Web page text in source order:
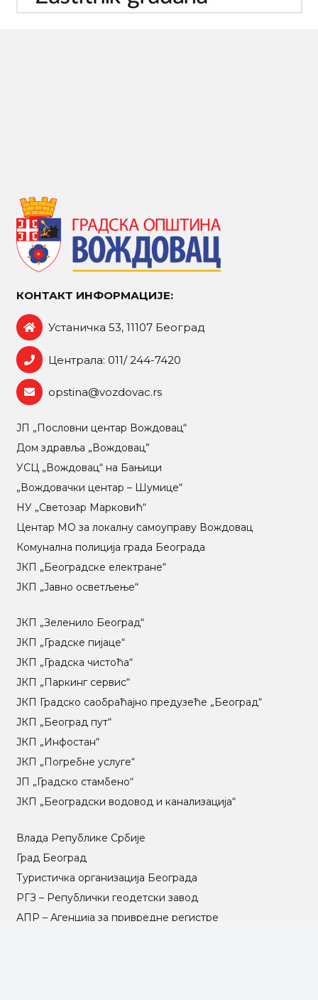
КОНТАКТ ИНФОРМАЦИЈЕ:
Устаничка 53, 11107 Београд
Централа: 011/ 244-7420
opstina@vozdovac.rs
ЈП „Пословни центар Вождовац“
Дом здравља „Вождовац”
УСЦ „Вождовац“ на Бањици
„Вождовачки центар – Шумице“
НУ „Светозар Марковић“
Центар МO за локалну самоуправу Вождовац
Комунална полиција града Београда
ЈКП „Београдске електране“
ЈКП „Јавно осветљење“
ЈКП „Зеленило Београд“
ЈКП „Градске пијаце“
ЈКП „Градска чистоћа“
ЈКП „Паркинг сервис“
ЈКП Градско саобраћајно предузеће „Београд“
ЈКП „Београд пут“
ЈКП „Инфостан“
ЈКП „Погребне услуге“
ЈП „Градско стамбено“
ЈКП „Београдски водовод и канализација“
Влада Републике Србије
Град Београд
Туристичка организација Београда
РГЗ – Републички геодетски завод
АПР – Агенција за привредне регистре